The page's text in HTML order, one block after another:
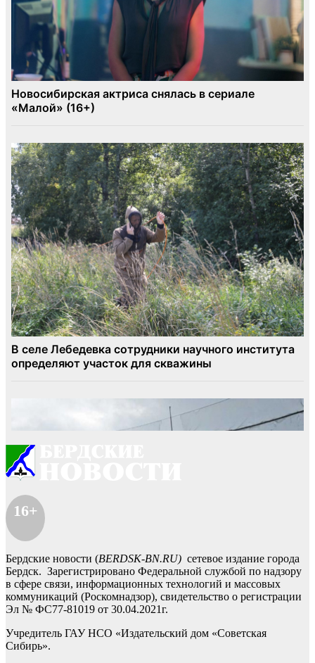
16+
Бердские новости (BERDSK-BN.RU) сетевое издание города
Бердск. Зарегистрировано Федеральной службой по надзору
в сфере связи, информационных технологий и массовых
коммуникаций (Роскомнадзор), свидетельство о регистрации
Эл № ФС77-81019 от 30.04.2021г.
Учредитель ГАУ НСО «Издательский дом «Советская
Сибирь».